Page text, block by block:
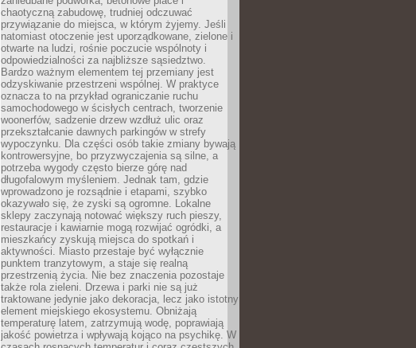
chaotyczną zabudowę, trudniej odczuwać
przywiązanie do miejsca, w którym żyjemy. Jeśli
natomiast otoczenie jest uporządkowane, zielone i
otwarte na ludzi, rośnie poczucie wspólnoty i
odpowiedzialności za najbliższe sąsiedztwo.
Bardzo ważnym elementem tej przemiany jest
odzyskiwanie przestrzeni wspólnej. W praktyce
oznacza to na przykład ograniczanie ruchu
samochodowego w ścisłych centrach, tworzenie
woonerfów, sadzenie drzew wzdłuż ulic oraz
przekształcanie dawnych parkingów w strefy
wypoczynku. Dla części osób takie zmiany bywają
kontrowersyjne, bo przyzwyczajenia są silne, a
potrzeba wygody często bierze górę nad
długofalowym myśleniem. Jednak tam, gdzie
wprowadzono je rozsądnie i etapami, szybko
okazywało się, że zyski są ogromne. Lokalne
sklepy zaczynają notować większy ruch pieszy,
restauracje i kawiarnie mogą rozwijać ogródki, a
mieszkańcy zyskują miejsca do spotkań i
aktywności. Miasto przestaje być wyłącznie
punktem tranzytowym, a staje się realną
przestrzenią życia. Nie bez znaczenia pozostaje
także rola zieleni. Drzewa i parki nie są już
traktowane jedynie jako dekoracja, lecz jako istotny
element miejskiego ekosystemu. Obniżają
temperaturę latem, zatrzymują wodę, poprawiają
jakość powietrza i wpływają kojąco na psychikę. W